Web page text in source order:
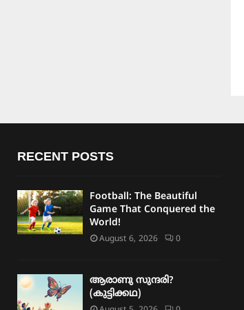
RECENT POSTS
Football: The Beautiful
Game That Conquered the
World!
August 6, 2026 0
ആരാണു സുന്ദരി?
(കുട്ടിക്കഥ)